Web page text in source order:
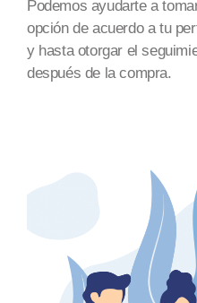
Podemos ayudarte a
opción de acuerdo a tu
y hastaotorgar el
después de la compra.